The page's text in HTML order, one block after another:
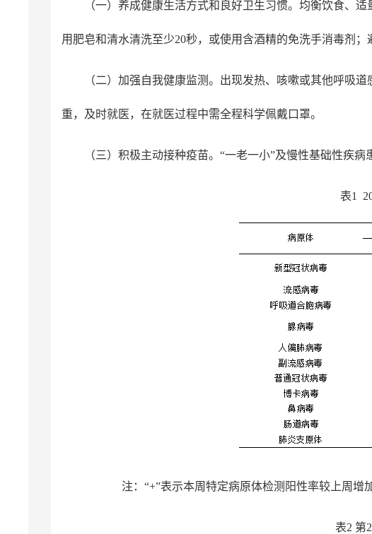
（一）养成健康生活方式和良好卫生习惯。均衡饮食、
用肥皂和清水清洗至少20秒，或使用含酒精的免洗手消毒剂
（二）加强自我健康监测。出现发热、咳嗽或其他呼吸
重，及时就医，在就医过程中需全程科学佩戴口罩。
（三）积极主动接种疫苗。“一老一小”及慢性基础性疾
表1
注：“+”表示本周特定病原体检测阳性率较上周
表2 第